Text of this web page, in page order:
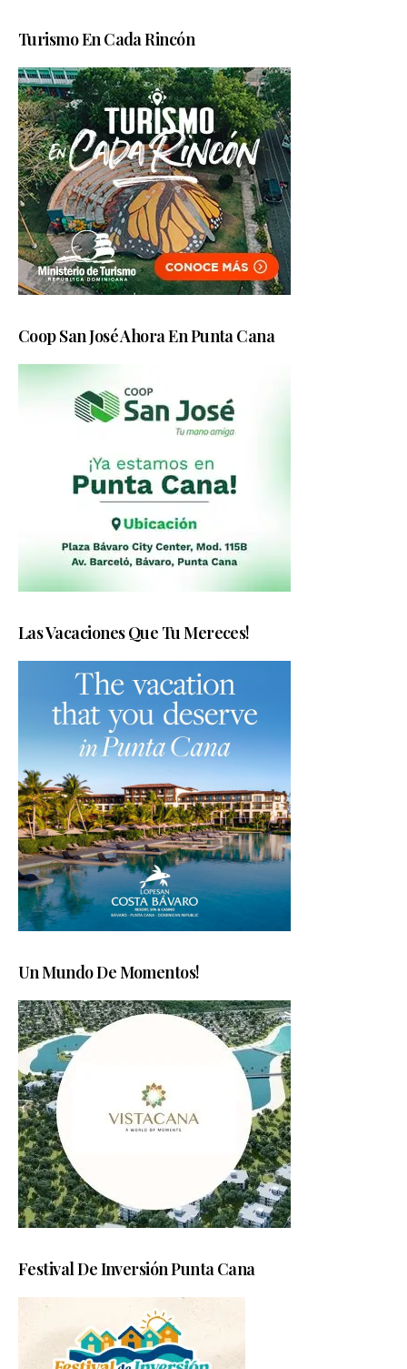
Turismo En Cada Rincón
Coop San José Ahora En Punta Cana
Las Vacaciones Que Tu Mereces!
Un Mundo De Momentos!
Festival De Inversión Punta Cana